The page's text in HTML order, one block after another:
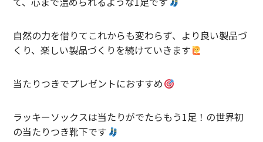
Contact
自然の力を借りてこれからも変わらず、より良い製品づ
くり、楽しい製品づくりを続けていきます
当たりつきでプレゼントにおすすめ
ラッキーソックスは当たりがでたらもう1足！の世界初
の当たりつき靴下です